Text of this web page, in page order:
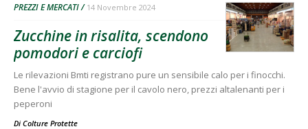
PREZZI E MERCATI 14 Novembre 2024
Zucchine in risalita, scendono
pomodori e carciofi
Le rilevazioni Bmti registrano pure un sensibile calo per i finocchi.
Bene l'avvio di stagione per il cavolo nero, prezzi altalenanti per i
peperoni
Di Colture Protette